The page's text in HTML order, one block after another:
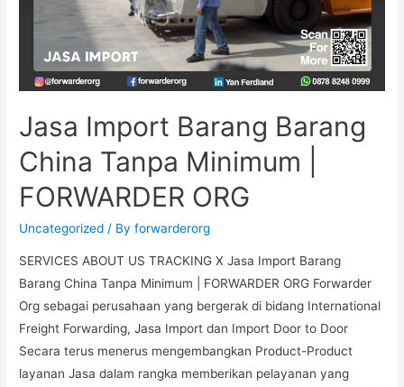
Jasa Import Barang Barang
China Tanpa Minimum |
FORWARDER ORG
Uncategorized / Byforwarderorg
SERVICES ABOUT US TRACKING X Jasa Import Barang
Barang China Tanpa Minimum | FORWARDER ORG Forwarder
Org sebagai perusahaan yang bergerak di bidang International
Freight Forwarding, Jasa Import dan Import Door to Door
Secara terus menerus mengembangkan Product-Product
layanan Jasa dalam rangka memberikan pelayanan yang